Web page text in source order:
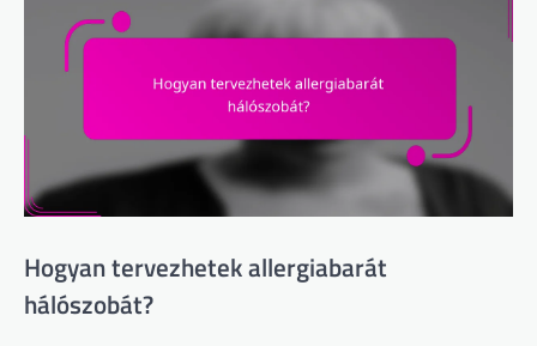
Hogyan tervezhetek allergiabarát
hálószobát?